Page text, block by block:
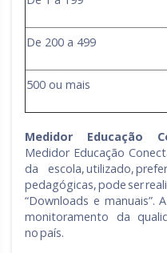
De 200 a 499
500 ou mais
Medidor Educação
Medidor Educação
da escola, utilizado,
pedagógicas, pode ser
“Downloads e manuais”.
monitoramento da
no país.